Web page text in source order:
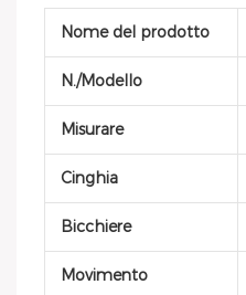
Nome del prodotto
N./Modello
Misurare
Cinghia
Bicchiere
Movimento